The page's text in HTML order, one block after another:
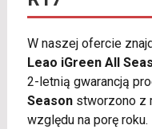
W naszej ofercie
Leao iGreen All
2-letnią gwarancją
Seasonstworzono z
względu na porę